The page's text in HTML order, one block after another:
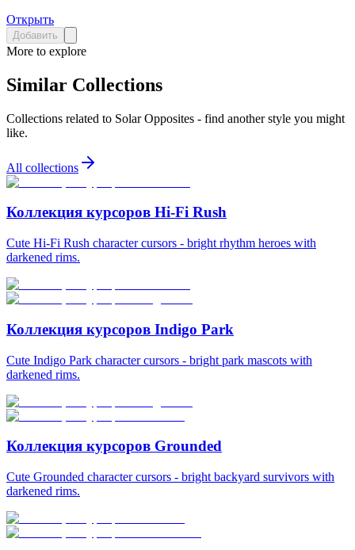
Открыть
Добавить
More to explore
Similar Collections
Collections related to Solar Opposites - find another style you might
like.
All collections
Коллекция курсоров Hi-Fi Rush
Cute Hi-Fi Rush character cursors - bright rhythm heroes with
darkened rims.
Коллекция курсоров Indigo Park
Cute Indigo Park character cursors - bright park mascots with
darkened rims.
Коллекция курсоров Grounded
Cute Grounded character cursors - bright backyard survivors with
darkened rims.